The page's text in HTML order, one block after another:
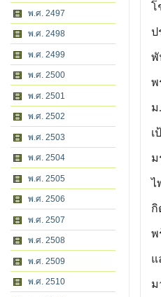
พ.ศ. 2497
พ.ศ. 2498
พ.ศ. 2499
พ.ศ. 2500
พ.ศ. 2501
พ.ศ. 2502
พ.ศ. 2503
พ.ศ. 2504
พ.ศ. 2505
พ.ศ. 2506
พ.ศ. 2507
พ.ศ. 2508
พ.ศ. 2509
พ.ศ. 2510
โ
ป
พั
พ
ม
เ
ม
ไ
กิ
พ
แ
ม